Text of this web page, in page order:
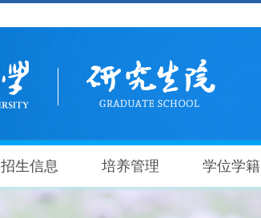
招生信息 培养管理 学位学籍